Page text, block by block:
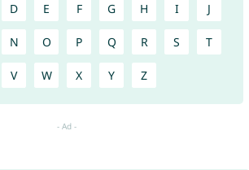
D E F G H I J
N O P Q R S T
V W X Y Z